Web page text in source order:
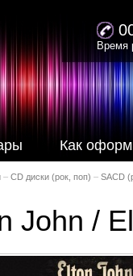
Время
Как
– CD диски (рок, поп) – SACD
John /